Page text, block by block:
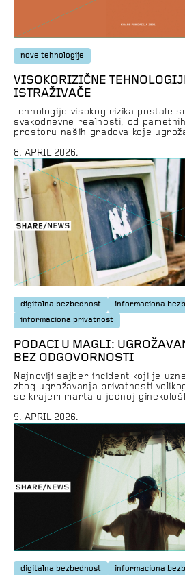
nove tehnologije
VISOKORIZIČNE
ISTRAŽIVAČE
Tehnologije visokog rizika postale
svakodnevne realnosti, od
prostoru naših gradova koje
donose odluke o našem životu.
regulisana, a za njihovu integraciju
uprave često saznajemo tek kada
koju nanose građanima. […]
8. APRIL 2026.
digitalna bezbednost
informaciona
informaciona privatnost
PODACI U MAGLI:
BEZ ODGOVORNOSTI
Najnoviji sajber incident koji je
zbog ugrožavanja privatnosti
se krajem marta u jednoj
objavljena onlajn. Kompromitovana
pacijentkinja, brojevi telefona,
stanovanja, mejl adrese, kao i
navodima hakera, […]
9. APRIL 2026.
digitalna bezbednost informaciona